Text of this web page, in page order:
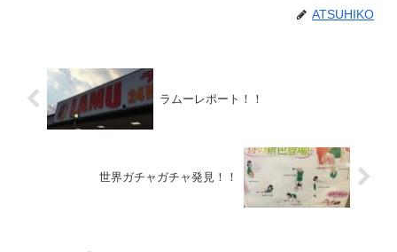
ATSUHIKO
ラムーレポート！！
世界ガチャガチャ発見！！